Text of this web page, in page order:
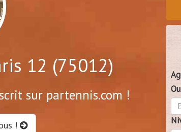
12 (75012)
sur partennis.com !
!